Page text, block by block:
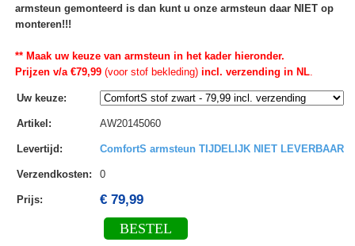
armsteun gemonteerd is dan kunt u onze armsteun daar NIET op
monteren!!!
** Maak uw keuze van armsteun in het kader hieronder.
Prijzen v/a €79,99(voor stof bekleding)incl. verzending in NL.
Uw keuze:
Artikel : AW20145060
Levertijd : ComfortS armsteun TIJDELIJK NIET LEVERBAAR
Verzendkosten: 0
Prijs: € 79,99
BESTEL